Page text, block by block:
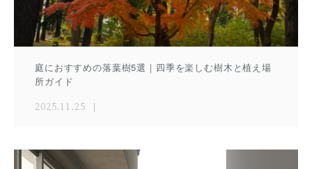
庭におすすめの落葉樹5選｜四季を楽しむ樹木と植え場
所ガイド
2025.11.25